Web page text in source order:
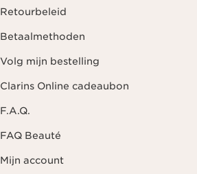
Retourbeleid
Betaalmethoden
Volg mijn bestelling
Clarins Online cadeaubon
F.A.Q.
FAQ Beauté
Mijn account